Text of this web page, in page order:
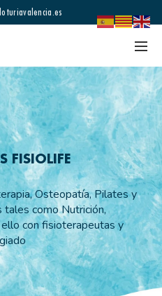
FISIOLIFE
Osteopatía, Pilates y
como Nutrición,
con fisioterapeutas y